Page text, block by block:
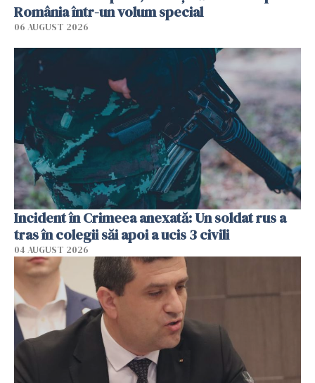
România într-un volum special
06 AUGUST 2026
Incident în Crimeea anexată: Un soldat rus a
tras în colegii săi apoi a ucis 3 civili
04 AUGUST 2026